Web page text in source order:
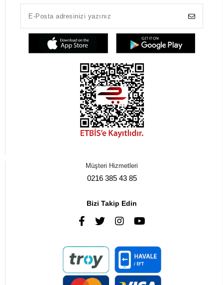
Müşteri Hizmetleri
0216 385 43 85
Bizi Takip Edin